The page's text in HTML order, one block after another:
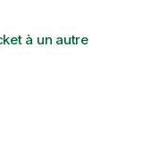
à un autre